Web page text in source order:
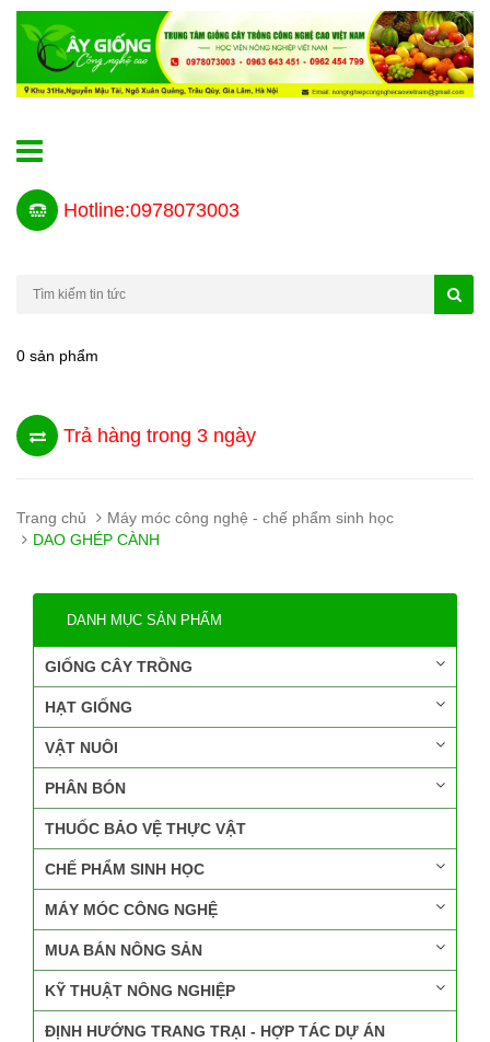
Hotline:0978073003
0 sản phẩm
Trả hàng trong 3 ngày
Trang chủ
Máy móc công nghệ - chế phẩm sinh học
DAO GHÉP CÀNH
DANH MỤC SẢN PHẨM
GIỐNG CÂY TRỒNG
HẠT GIỐNG
VẬT NUÔI
PHÂN BÓN
THUỐC BẢO VỆ THỰC VẬT
CHẾ PHẨM SINH HỌC
MÁY MÓC CÔNG NGHỆ
MUA BÁN NÔNG SẢN
KỸ THUẬT NÔNG NGHIỆP
ĐỊNH HƯỚNG TRANG TRẠI - HỢP TÁC DỰ ÁN